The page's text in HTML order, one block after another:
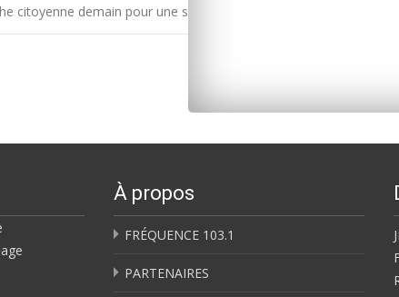
citoyenne demain pour une sortie des pesticides Royan :
À propos
FRÉQUENCE 103.1
PARTENAIRES